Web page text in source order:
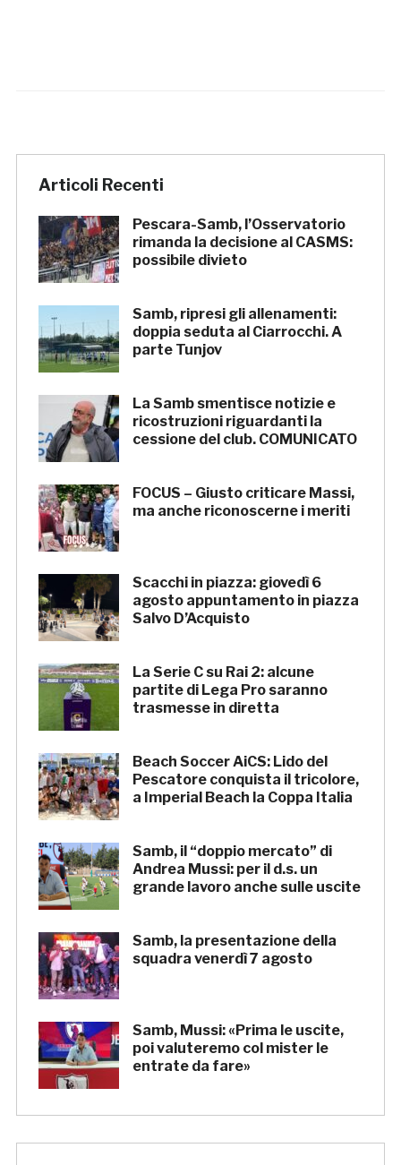
Articoli Recenti
Pescara-Samb, l’Osservatorio
rimanda la decisione al CASMS:
possibile divieto
Samb, ripresi gli allenamenti:
doppia seduta al Ciarrocchi. A
parte Tunjov
La Samb smentisce notizie e
ricostruzioni riguardanti la
cessione del club. COMUNICATO
FOCUS – Giusto criticare Massi,
ma anche riconoscerne i meriti
Scacchi in piazza: giovedì 6
agosto appuntamento in piazza
Salvo D’Acquisto
La Serie C su Rai 2: alcune
partite di Lega Pro saranno
trasmesse in diretta
Beach Soccer AiCS: Lido del
Pescatore conquista il tricolore,
a Imperial Beach la Coppa Italia
Samb, il “doppio mercato” di
Andrea Mussi: per il d.s. un
grande lavoro anche sulle uscite
Samb, la presentazione della
squadra venerdì 7 agosto
Samb, Mussi: «Prima le uscite,
poi valuteremo col mister le
entrate da fare»